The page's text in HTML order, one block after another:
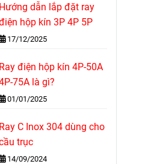
Hướng dẫn lắp đặt ray
hộp kín 3P 4P 5P
17/12/2025
Ray điện hộp kín 4P-50A
75A là gì?
01/01/2025
Ray C Inox 304 dùng cho
trục
14/09/2024